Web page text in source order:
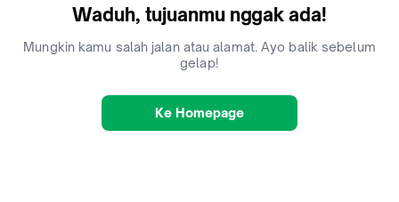
Waduh, tujuanmu nggak ada!
Mungkin kamu salah jalan atau alamat. Ayo balik sebelum
gelap!
Ke Homepage